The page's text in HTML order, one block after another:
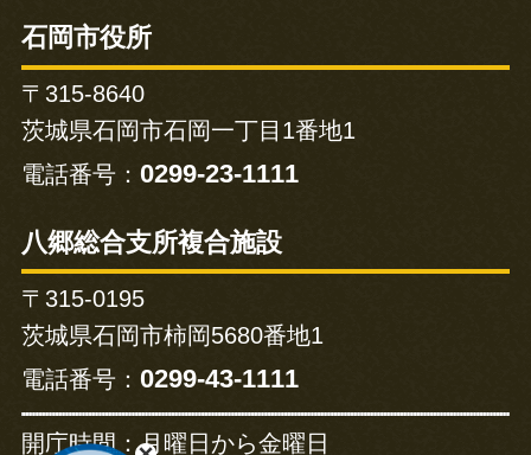
石岡市役所
〒315-8640
茨城県石岡市石岡一丁目1番地1
電話番号： 0299-23-1111
八郷総合支所複合施設
〒315-0195
茨城県石岡市柿岡5680番地1
電話番号： 0299-43-1111
開庁時間：月曜日から金曜日